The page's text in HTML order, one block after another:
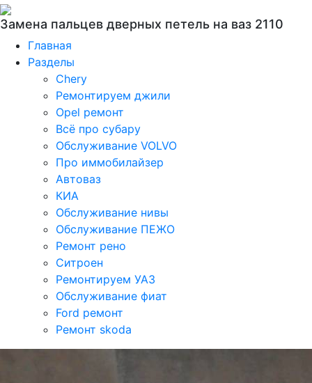
Замена пальцев дверных петель на ваз 2110
Главная
Разделы
Chery
Ремонтируем джили
Opel ремонт
Всё про субару
Обслуживание VOLVO
Про иммобилайзер
Автоваз
КИА
Обслуживание нивы
Обслуживание ПЕЖО
Ремонт рено
Ситроен
Ремонтируем УАЗ
Обслуживание фиат
Ford ремонт
Ремонт skoda